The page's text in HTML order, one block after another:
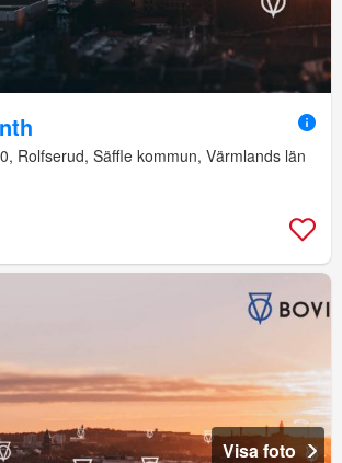
Rolfserud, Säffle kommun, Värmlands län
Visa foto